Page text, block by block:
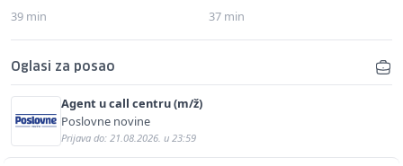
39 min 37 min
Oglasi za posao
Agent u call centru (m/ž)
Poslovne novine
Prijava do: 21.08.2026. u 23:59